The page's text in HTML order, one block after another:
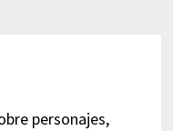
personajes,